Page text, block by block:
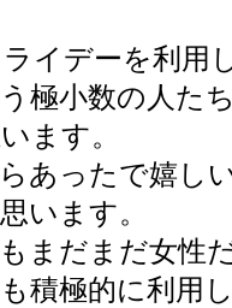
イデーを利用
極小数の人た
ます。
あったで嬉し
います。
まだまだ女性
積極的に利用